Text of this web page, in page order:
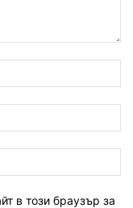
в този браузър за